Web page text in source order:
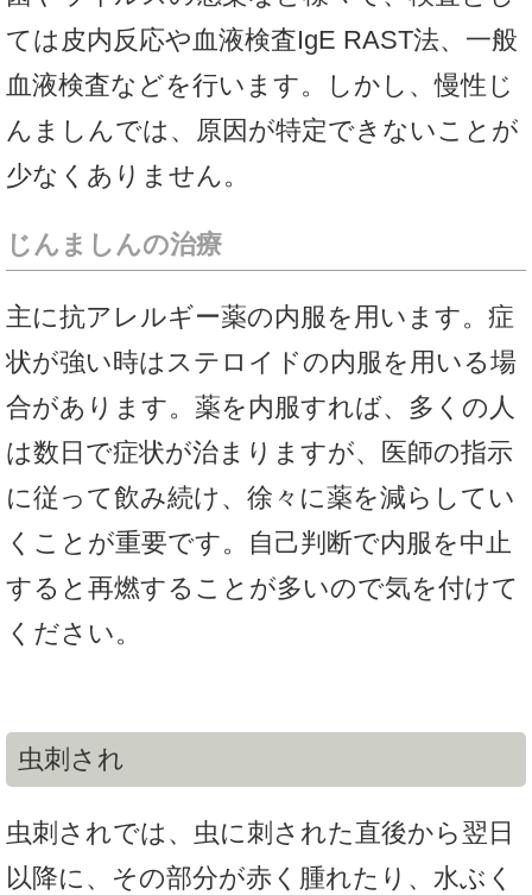
ては皮内反応や血液検査IgE RAST法、一般
血液検査などを行います。しかし、慢性じ
んましんでは、原因が特定できないことが
少なくありません。
じんましんの治療
主に抗アレルギー薬の内服を用います。症
状が強い時はステロイドの内服を用いる場
合があります。薬を内服すれば、多くの人
は数日で症状が治まりますが、医師の指示
に従って飲み続け、徐々に薬を減らしてい
くことが重要です。自己判断で内服を中止
すると再燃することが多いので気を付けて
ください。
虫刺され
虫刺されでは、虫に刺された直後から翌日
以降に、その部分が赤く腫れたり、水ぶく